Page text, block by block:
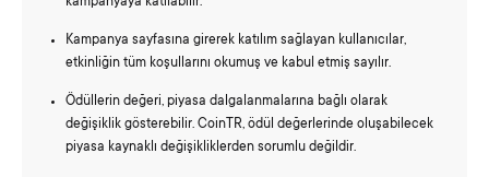
Kampanya sayfasına girerek katılım sağlayan kullanıcılar,
etkinliğin tüm koşullarını okumuş ve kabul etmiş sayılır.
Ödüllerin değeri, piyasa dalgalanmalarına bağlı olarak
değişiklik gösterebilir. CoinTR, ödül değerlerinde oluşabilecek
piyasa kaynaklı değişikliklerden sorumlu değildir.